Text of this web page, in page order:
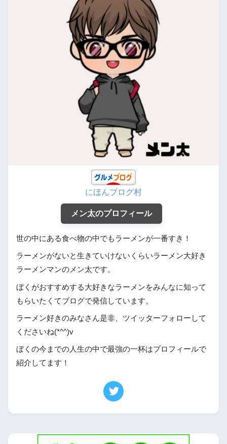
にほんブログ村
メン太のプロフィール
世の中にある食べ物の中でもラーメンが一番すき！
ラーメンがないと生きていけないくらいラーメン大好き
ラーメンマンのメン太です。
ぼくがおすすめする大好きなラーメンをみんなに知って
もらいたくてブログで発信しています。
ラーメン好きのみなさん是非、ツイッターフォローして
くださいね(*^^)v
ぼくの今までの人生の中で最強の一杯はプロフィールで
紹介してます！